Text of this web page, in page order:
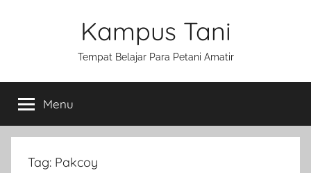
Kampus Tani
Tempat Belajar Para Petani Amatir
Menu
Tag: Pakcoy